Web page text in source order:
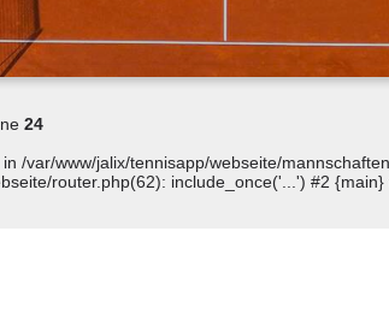
24
/var/www/jalix/tennisapp/webseite/
router.php(62): include_once('...') #2 {main}